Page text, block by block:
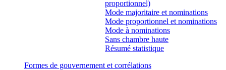
proportionnel)
Mode majoritaire et nominations
Mode proportionnel et nominations
Mode à nominations
Sans chambre haute
Résumé statistique
Formes de gouvernement et corrélations